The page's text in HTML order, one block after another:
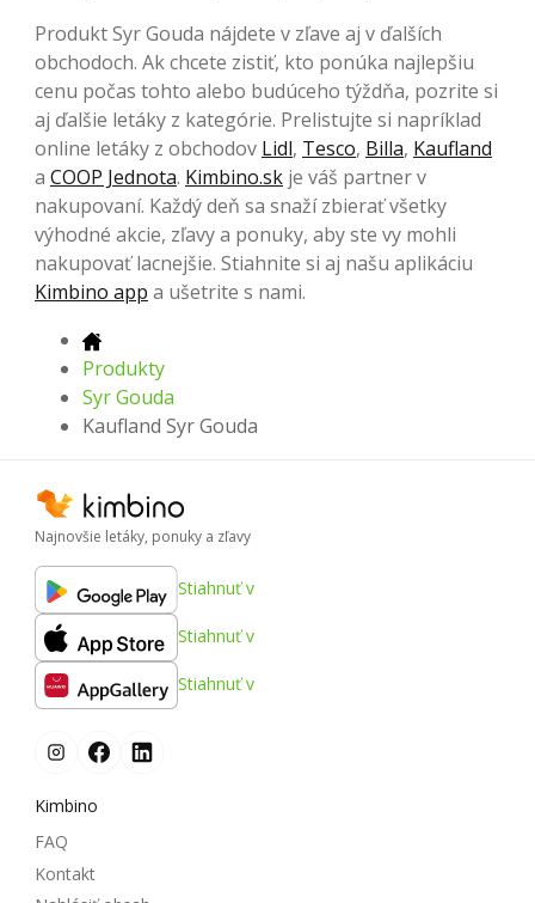
Produkt Syr Gouda nájdete v zľave aj v ďalších
obchodoch. Ak chcete zistiť, kto ponúka najlepšiu
cenu počas tohto alebo budúceho týždňa, pozrite si
aj ďalšie letáky z kategórie. Prelistujte si napríklad
online letáky z obchodov Lidl, Tesco, Billa, Kaufland
a COOP Jednota. Kimbino.sk je váš partner v
nakupovaní. Každý deň sa snaží zbierať všetky
výhodné akcie, zľavy a ponuky, aby ste vy mohli
nakupovať lacnejšie. Stiahnite si aj našu aplikáciu
Kimbino app a ušetrite s nami.
Produkty
Syr Gouda
Kaufland Syr Gouda
Najnovšie letáky, ponuky a zľavy
Stiahnuť v
Stiahnuť v
Stiahnuť v
Kimbino
FAQ
Kontakt